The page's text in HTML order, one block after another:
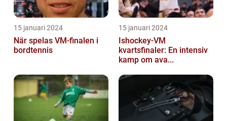
15 januari 2024
När spelas VM-finalen i
bordtennis
15 januari 2024
Ishockey-VM
kvartsfinaler: En intensiv
kamp om ava...